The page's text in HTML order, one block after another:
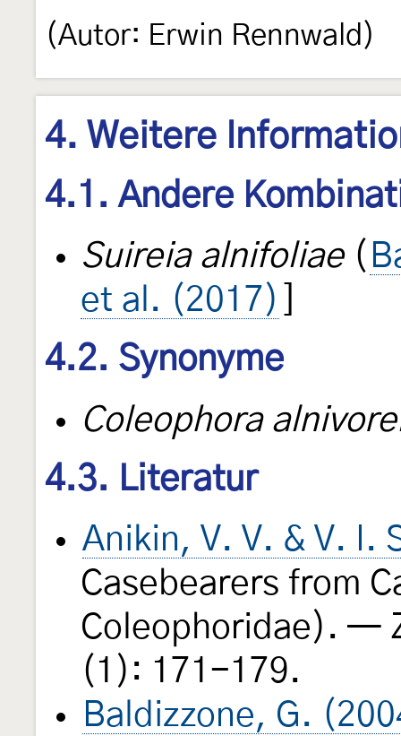
(Autor: Erwin Rennwald)
4. Weitere
4.1. Andere
Suireia alnifoliae(
et al. (2017)
4.2. Synonyme
Coleophora
4.3. Literatur
Anikin, V. V. & V. I.
Casebearers from
Coleophoridae). —
(1): 171-179.
Baldizzone, G.